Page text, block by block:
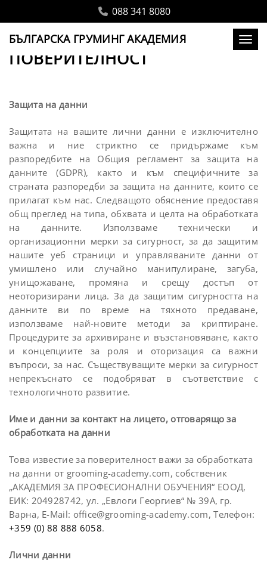
088 341 8080
БЪЛГАРСКА ГРУМИНГ АКАДЕМИЯ
ПОЛИТИКА ЗА
ПОВЕРИТЕЛНОСТ
Защита на данни
Защитата на вашите лични данни е изключително
важна и ние стриктно се придържаме към
разпоредбите на Общия регламент за защита на
данните (GDPR), както и към специфичните за
страната разпоредби за защита на данните, които се
прилагат към нас. Следващото обяснение предоставя
общ преглед на типа, обхвата и целта на обработката
на данните. Използваме технически и
организационни мерки за сигурност, за да защитим
нашите уеб страници и управляваните данни от
умишлено или случайно манипулиране, загуба,
унищожаване, промяна и срещу достъп от
неоторизирани лица. За да защитим сигурността на
данните ви по време на тяхното предаване,
използваме най-новите методи за криптиране.
Процедурите за архивиране и възстановяване, както
и концепциите за роля и оторизация са важни
въпроси, за нас. Съществуващите мерки за сигурност
непрекъснато се подобряват в съответствие с
технологичното развитие.
Име и данни за контакт на лицето, отговарящо за
обработката на данни
Това известие за поверителност важи за обработката
на данни от grooming-academy.com, собственик
„АКАДЕМИЯ ЗА ПРОФЕСИОНАЛНИ ОБУЧЕНИЯ“ ЕООД,
ЕИК: 204928742, ул. „Евлоги Георгиев“ № 39А, гр.
Варна, E-Mail: office@grooming-academy.com, Телефон:
+359 (0) 88 888 6058.
Лични данни